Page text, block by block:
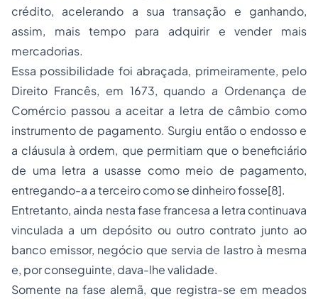
crédito, acelerando a sua transação e ganhando,
assim, mais tempo para adquirir e vender mais
mercadorias.
Essa possibilidade foi abraçada, primeiramente, pelo
Direito Francês, em 1673, quando a Ordenança de
Comércio passou a aceitar a letra de câmbio como
instrumento de pagamento. Surgiu então o endosso e
a cláusula à ordem, que permitiam que o beneficiário
de uma letra a usasse como meio de pagamento,
entregando-a a terceiro como se dinheiro fosse[8].
Entretanto, ainda nesta fase francesa a letra continuava
vinculada a um depósito ou outro contrato junto ao
banco emissor, negócio que servia de lastro à mesma
e, por conseguinte, dava-lhe validade.
Somente na fase alemã, que registra-se em meados